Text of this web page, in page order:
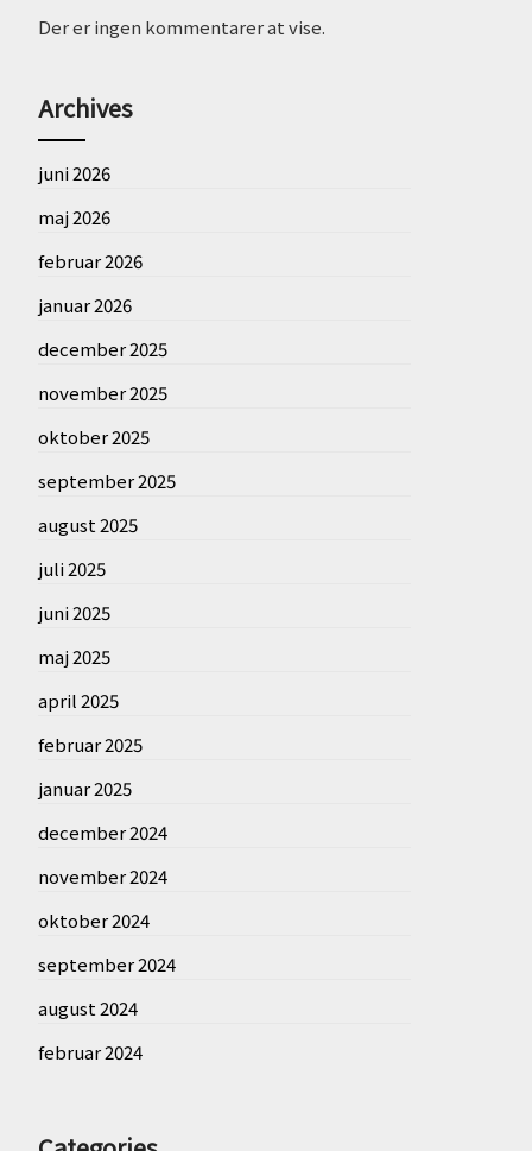
Der er ingen kommentarer at vise.
Archives
juni 2026
maj 2026
februar 2026
januar 2026
december 2025
november 2025
oktober 2025
september 2025
august 2025
juli 2025
juni 2025
maj 2025
april 2025
februar 2025
januar 2025
december 2024
november 2024
oktober 2024
september 2024
august 2024
februar 2024